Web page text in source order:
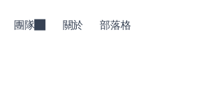
團隊 關於 部落格